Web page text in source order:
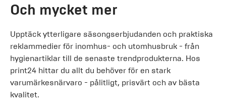
Och mycket mer
Upptäck ytterligare säsongserbjudanden och praktiska
reklammedier för inomhus- och utomhusbruk - från
hygienartiklar till de senaste trendprodukterna. Hos
print24 hittar du allt du behöver för en stark
varumärkesnärvaro - pålitligt, prisvärt och av bästa
kvalitet.